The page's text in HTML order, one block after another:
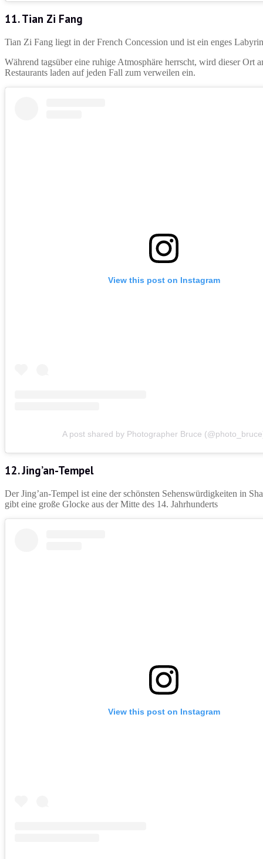
11. Tian Zi Fang
Tian Zi Fang liegt in der French Concession und ist ein enges
Während tagsüber eine ruhige Atmosphäre herrscht, wird dieser Ort
Restaurants laden auf jeden Fall zum verweilen ein.
View this post on Instagram
A post shared by Photographer Bruce
12. Jing’an-Tempel
Der Jing’an-Tempel ist eine der schönsten Sehenswürdigkeiten in
gibt eine große Glocke aus der Mitte des 14. Jahrhunderts
View this post on Instagram